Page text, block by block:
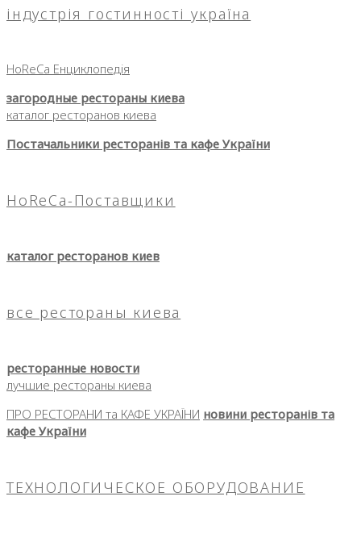
індустрія гостинності україна
HoReCa Енциклопедія
загородные рестораны киева
каталог ресторанов киева
Постачальники ресторанів та кафе України
HoReCa-Поставщики
каталог ресторанов киев
все рестораны киева
ресторанные новости
лучшие рестораны киева
ПРО РЕСТОРАНИ та КАФЕ УКРАЇНИ новини ресторанів та
кафе України
ТЕХНОЛОГИЧЕСКОЕ ОБОРУДОВАНИЕ